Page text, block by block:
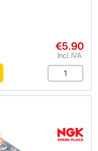
€5.90
Incl. IVA